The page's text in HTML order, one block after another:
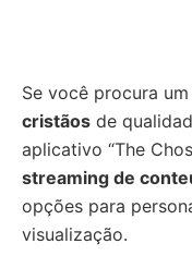
Se você procura um
cristãos de
aplicativo “The
streaming de
opções para
visualização.